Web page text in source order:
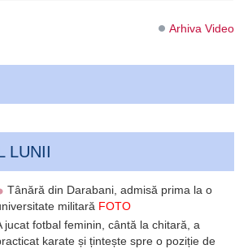
Arhiva Video
LUNII
Tânără din Darabani, admisă prima la o
militară FOTO
jucat fotbal feminin, cântă la chitară, a
karate și țintește spre o poziție de